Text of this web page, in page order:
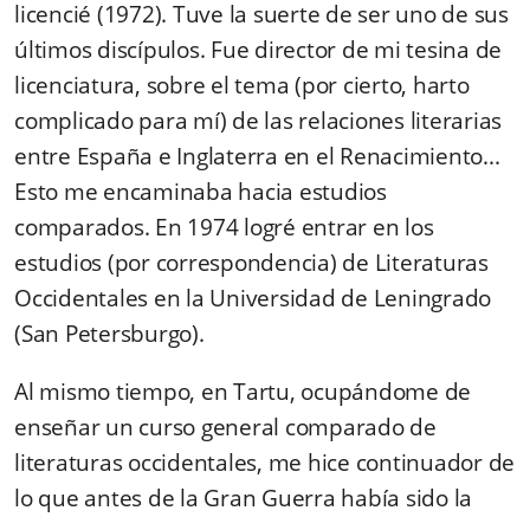
licencié (1972). Tuve la suerte de ser uno de sus
últimos discípulos. Fue director de mi tesina de
licenciatura, sobre el tema (por cierto, harto
complicado para mí) de las relaciones literarias
entre España e Inglaterra en el Renacimiento...
Esto me encaminaba hacia estudios
comparados. En 1974 logré entrar en los
estudios (por correspondencia) de Literaturas
Occidentales en la Universidad de Leningrado
(San Petersburgo).
Al mismo tiempo, en Tartu, ocupándome de
enseñar un curso general comparado de
literaturas occidentales, me hice continuador de
lo que antes de la Gran Guerra había sido la